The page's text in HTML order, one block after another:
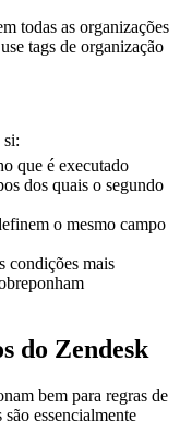
todas as organizações
tags de organização
si:
que é executado
dos quais o segundo
o mesmo campo
condições mais
do Zendesk
bem para regras de
essencialmente